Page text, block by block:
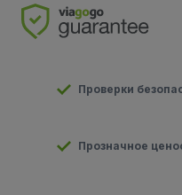
Проверки
Прозначное